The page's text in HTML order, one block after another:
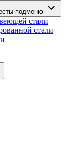
подменю
стали
стали